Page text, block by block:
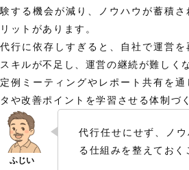
験する機会が減り、ノウハウが蓄積
リットがあります。
代行に依存しすぎると、自社で運営
スキルが不足し、運営の継続が難しく
定例ミーティングやレポート共有を
タや改善ポイントを学習させる体制づ
代行任せにせず、ノウ
る仕組みを整えておく